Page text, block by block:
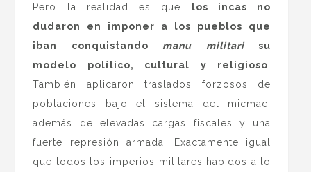
Pero la realidad es que
los incas no
dudaron en imponer a los pueblos que
iban conquistando manu militarisu
modelo político, cultural y religioso
También aplicaron traslados forzosos de
poblaciones bajo el sistema del micmac,
además de elevadas cargas fiscales y una
fuerte represión armada. Exactamente igual
que todos los imperios militares habidos a lo